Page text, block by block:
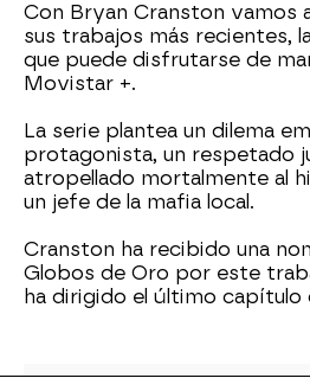
Con Bryan Cranston vamos
sus trabajos más recientes,
que puede disfrutarse de
Movistar +.
La serie plantea un dilema
protagonista, un respetado
atropellado mortalmente al
un jefe de la mafia local.
Cranston ha recibido una
Globos de Oro por este
ha dirigido el último capítulo